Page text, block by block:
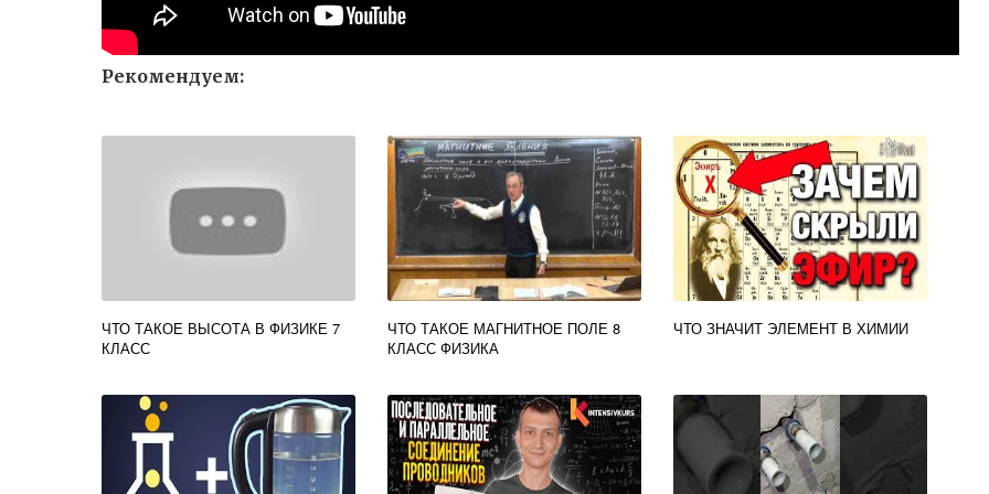
Рекомендуем:
ЧТО ТАКОЕ ВЫСОТА В ФИЗИКЕ 7
КЛАСС
ЧТО ТАКОЕ МАГНИТНОЕ ПОЛЕ 8
КЛАСС ФИЗИКА
ЧТО ЗНАЧИТ ЭЛЕМЕНТ В ХИМИИ